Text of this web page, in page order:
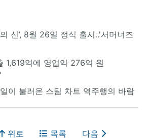
신’, 8월 26일 정식 출시..'서머너즈
1,619억에 영업익 276억 원
이 불러온 스팀 차트 역주행의 바람
위로 목록 다음